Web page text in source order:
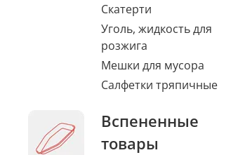
Скатерти
Уголь, жидкость для
розжига
Мешки для мусора
Салфетки тряпичные
Вспененные
товары